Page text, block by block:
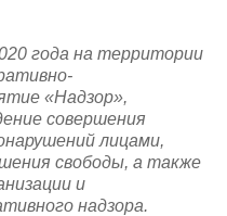
года на территории
«Надзор»,
совершения
лицами,
свободы, а также
и
надзора.